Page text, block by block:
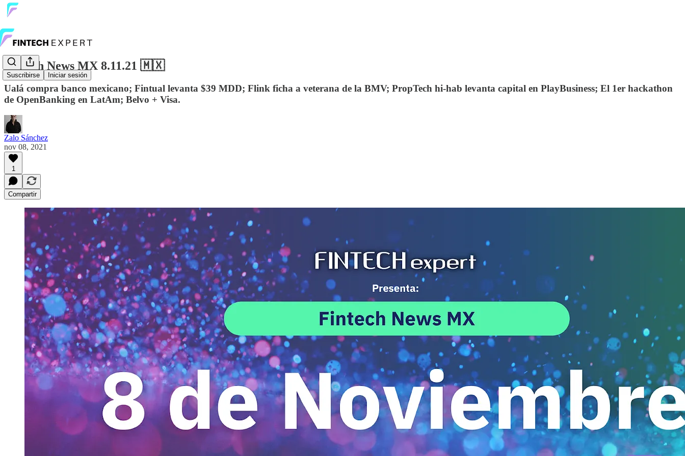
Suscribirse Iniciar sesión
Fintech News MX 8.11.21 🇲🇽
Ualá compra banco mexicano; Fintual levanta $39 MDD; Flink ficha a veterana de la BMV; PropTech hi-hab levanta capital en PlayBusiness; El 1er hackathon
de OpenBanking en LatAm; Belvo + Visa.
Zalo Sánchez
nov 08, 2021
1
Compartir